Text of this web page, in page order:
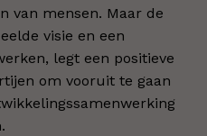
van mensen. Maar de
visie en een
legt een positieve
om vooruit te gaan